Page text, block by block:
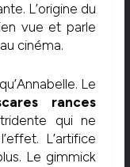
L’origine du
vue et parle
cinéma.
Le
rances
qui ne
L’artifice
Le gimmick